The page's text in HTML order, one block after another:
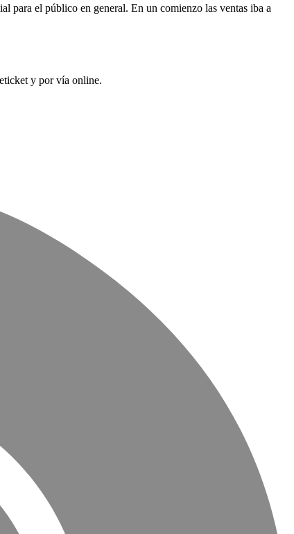
para el público en general. En un comienzo las ventas iba a
y por vía online.